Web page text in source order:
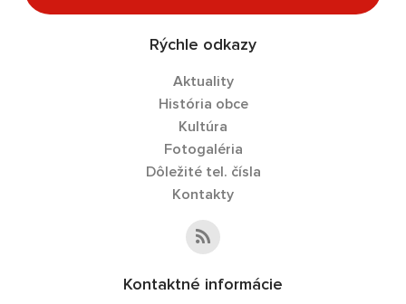
Rýchle odkazy
Aktuality
História obce
Kultúra
Fotogaléria
Dôležité tel. čísla
Kontakty
Kontaktné informácie